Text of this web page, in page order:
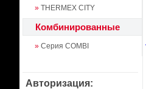
» THERMEX CITY
Комбинированные
» Серия COMBI
Авторизация: